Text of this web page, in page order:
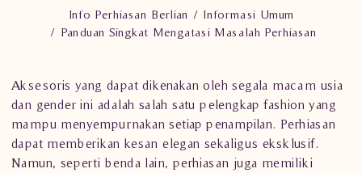
Info Perhiasan Berlian
Informasi Umum
Panduan Singkat Mengatasi Masalah Perhiasan
Aksesoris yang dapat dikenakan oleh segala macam usia
dan gender ini adalah salah satu pelengkap fashion yang
mampu menyempurnakan setiap penampilan. Perhiasan
dapat memberikan kesan elegan sekaligus eksklusif.
Namun, seperti benda lain, perhiasan juga memiliki